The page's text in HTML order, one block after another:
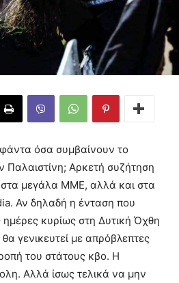
όσα συμβαίνουν το
Παλαιστίνη; Αρκετή συζήτηση
στα μεγάλα ΜΜΕ, αλλά και στα
Αν δηλαδή η ένταση που
ημέρες κυρίως στη Δυτική Όχθη
γενικευτεί με απρόβλεπτες
του στάτους κβο. Η
Αλλά ίσως τελικά να μην